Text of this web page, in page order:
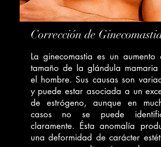
La ginecomastia es un aumento
tamaño de la glándula mamaria
el hombre. Sus causas son
y puede estar asociada a un
de estrógeno, aunque en
casos no se puede
claramente. Ésta anomalía
una deformidad de carácter
Corrección de Ginecomastia